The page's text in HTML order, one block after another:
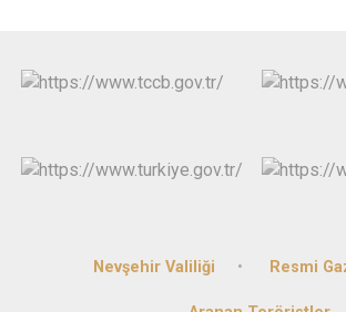
Nevşehir Valiliği Resmi